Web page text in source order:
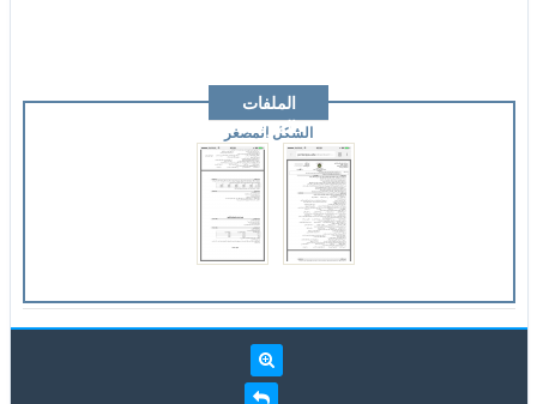
الملفات
المرفقة
الشكل المصغر